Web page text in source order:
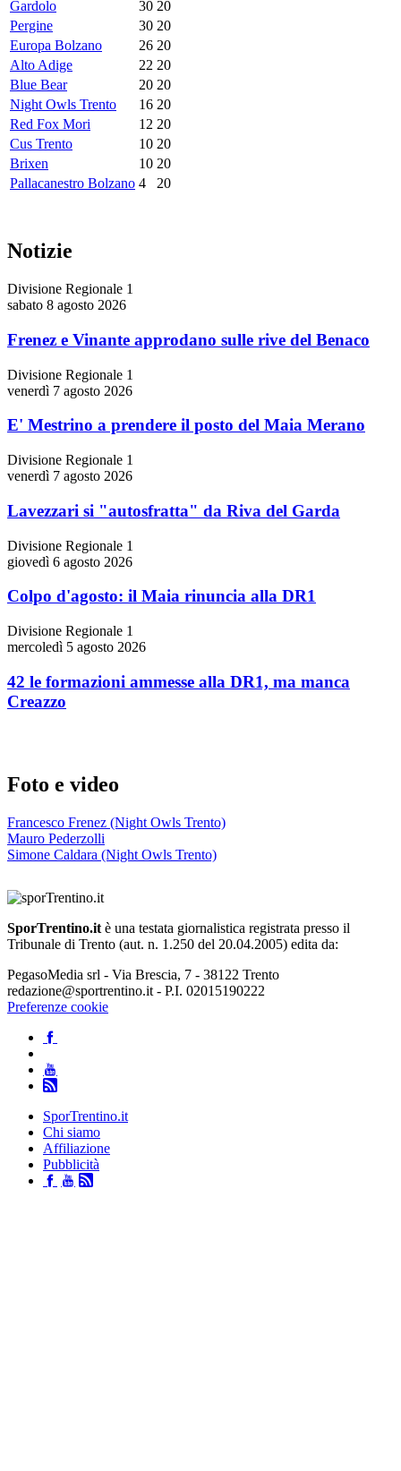
Gardolo 30 20
Pergine
30 20
Europa Bolzano
26 20
Alto Adige
22 20
Blue Bear
20 20
Night Owls Trento
16 20
Red Fox Mori
12 20
Cus Trento
10 20
Brixen
10 20
Pallacanestro Bolzano 4 20
Notizie
Divisione Regionale 1
sabato 8 agosto 2026
Frenez e Vinante approdano sulle rive del Benaco
Divisione Regionale 1
venerdì 7 agosto 2026
E' Mestrino a prendere il posto del Maia Merano
Divisione Regionale 1
venerdì 7 agosto 2026
Lavezzari si "autosfratta" da Riva del Garda
Divisione Regionale 1
giovedì 6 agosto 2026
Colpo d'agosto: il Maia rinuncia alla DR1
Divisione Regionale 1
mercoledì 5 agosto 2026
42 le formazioni ammesse alla DR1, ma manca
Creazzo
Foto e video
Francesco Frenez (Night Owls Trento)
Mauro Pederzolli
Simone Caldara (Night Owls Trento)
SporTrentino.it è una testata giornalistica registrata presso il
Tribunale di Trento (aut. n. 1.250 del 20.04.2005) edita da:
PegasoMedia srl - Via Brescia, 7 - 38122 Trento
redazione@sportrentino.it - P.I. 02015190222
Preferenze cookie
SporTrentino.it
Chi siamo
Affiliazione
Pubblicità